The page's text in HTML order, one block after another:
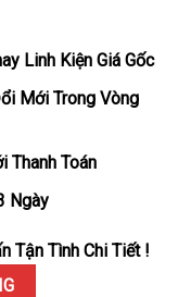
Linh Kiện Giá Gốc
Mới Trong Vòng
Thanh Toán
Ngày
Tận Tình Chi Tiết !
Diver 15720ST